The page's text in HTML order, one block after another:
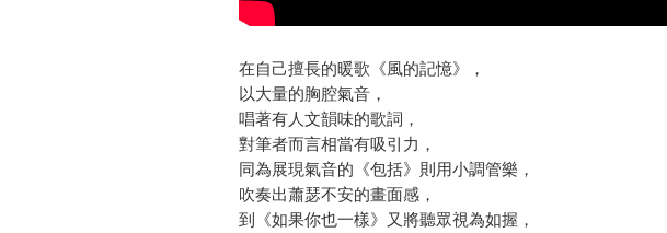
在自己擅長的暖歌《風的記憶》，
以大量的胸腔氣音，
唱著有人文韻味的歌詞，
對筆者而言相當有吸引力，
同為展現氣音的《包括》則用小調管樂，
吹奏出蕭瑟不安的畫面感，
到《如果你也一樣》又將聽眾視為如握，